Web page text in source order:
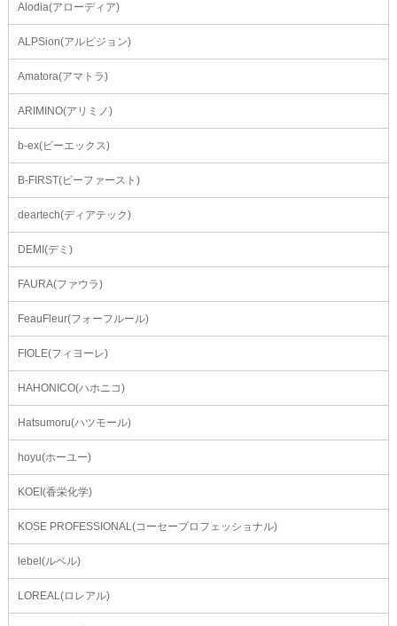
Alodia(アローディア)
ALPSion(アルピジョン)
Amatora(アマトラ)
ARIMINO(アリミノ)
b-ex(ビーエックス)
B-FIRST(ビーファースト)
deartech(ディアテック)
DEMI(デミ)
FAURA(ファウラ)
FeauFleur(フォーフルール)
FIOLE(フィヨーレ)
HAHONICO(ハホニコ)
Hatsumoru(ハツモール)
hoyu(ホーユー)
KOEI(香栄化学)
KOSE PROFESSIONAL(コーセープロフェッショナル)
lebel(ルベル)
LOREAL(ロレアル)